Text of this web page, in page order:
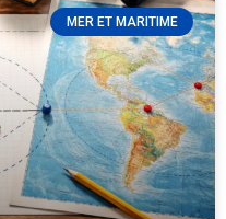
MER ET MARITIME